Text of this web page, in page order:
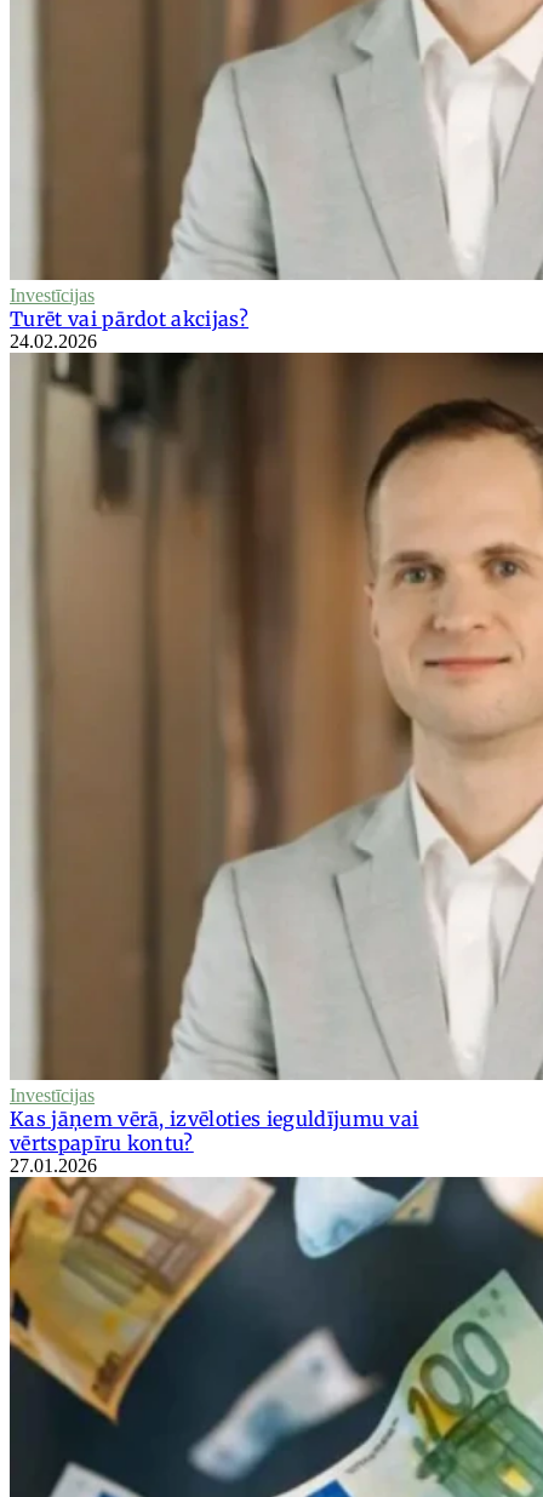
Investīcijas
Turēt vai pārdot akcijas?
24.02.2026
Investīcijas
Kas jāņem vērā, izvēloties ieguldījumu vai
vērtspapīru kontu?
27.01.2026